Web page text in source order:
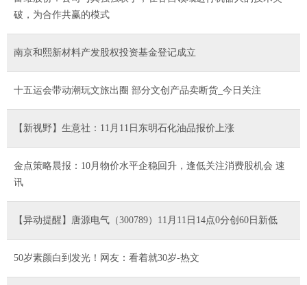
破，为合作共赢的模式
南京和熙新材料产发股权投资基金登记成立
十五运会带动潮玩文旅出圈 部分文创产品卖断货_今日关注
【新视野】生意社：11月11日东明石化油品报价上涨
金点策略晨报：10月物价水平企稳回升，逢低关注消费股机会 速
讯
【异动提醒】唐源电气（300789）11月11日14点0分创60日新低
50岁素颜白到发光！网友：看着就30岁-热文